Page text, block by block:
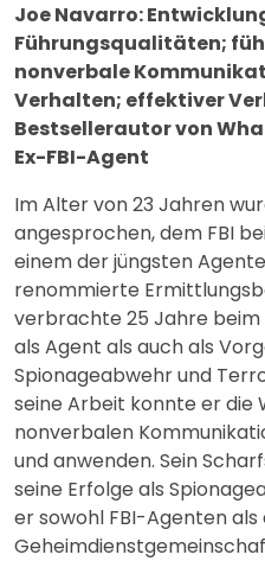
Joe Navarro:
Führungsqualitäten;
nonverbale
Verhalten; effektiver
Bestsellerautor von
Ex-FBI-Agent
Im Alter von 23 Jahren
angesprochen, dem FBI
einem der jüngsten
renommierte
verbrachte 25 Jahre beim
als Agent als auch als
Spionageabwehr und
seine Arbeit konnte er die
nonverbalen
und anwenden. Sein
seine Erfolge als
er sowohl FBI-Agenten